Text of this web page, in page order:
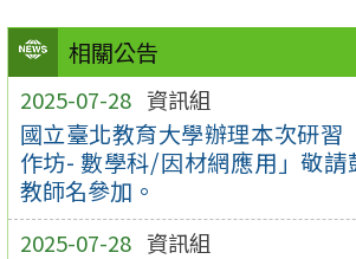
相關公告
2025-07-28 資訊組
國立臺北教育大學辦理本次研習
作坊- 數學科/因材網應用」敬請
教師名參加。
2025-07-28 資訊組